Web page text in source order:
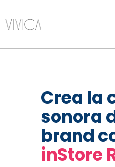
Crea la
sonora
brand
inStore
Radio